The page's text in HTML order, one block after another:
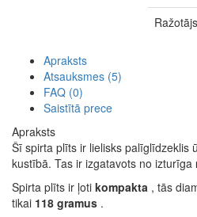
Apraksts
Atsauksmes (5)
FAQ (0)
Saistītā prece
Apraksts
Šī spirta plīts ir lielisks palīglīdzeklis
kustībā. Tas ir izgatavots no izturīga
Spirta plīts ir ļoti kompakta , tās
tikai 118 gramus .